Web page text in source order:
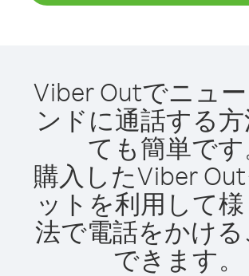
Viber Outでニュ
ンドに通話する方
ても簡単です
購入したViber
ットを利用して
法で電話をかけ
できます。